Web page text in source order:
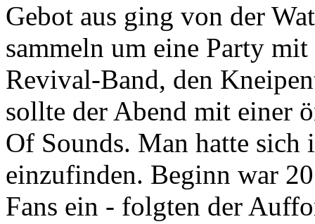
Gebot aus ging von der
sammeln um eine Party
Revival-Band, den
sollte der Abend mit einer
Of Sounds. Man hatte
einzufinden. Beginn war
Fans ein - folgten der